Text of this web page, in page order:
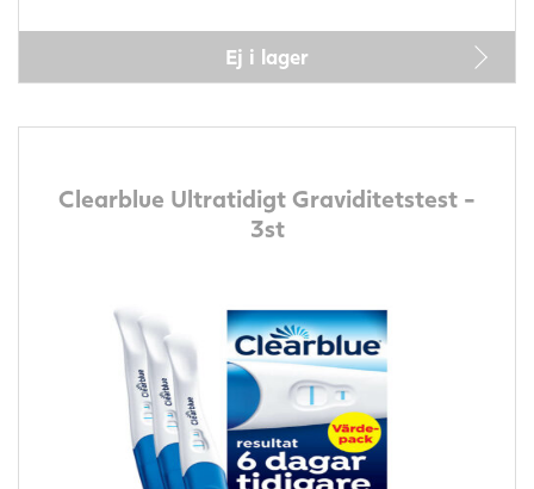
Ej i lager
Clearblue Ultratidigt Graviditetstest -
3st